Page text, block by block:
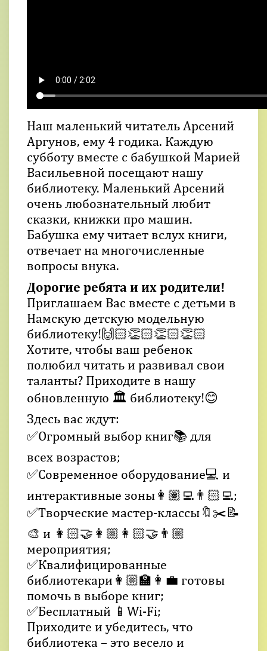
Наш маленький читатель Арсений
Аргунов, ему 4 годика. Каждую
субботу вместе с бабушкой Марией
Васильевной посещают нашу
библиотеку. Маленький Арсений
очень любознательный любит
сказки, книжки про машин.
Бабушка ему читает вслух книги,
отвечает на многочисленные
вопросы внука.
Дорогие ребята и их родители!
Приглашаем Вас вместе с детьми в
Намскую детскую модельную
библиотеку!🙌🏻👏🏻👏🏻👏🏻
Хотите, чтобы ваш ребенок
полюбил читать и развивал свои
таланты? Приходите в нашу
обновленную 🏛️ библиотеку!😊
Здесь вас ждут:
✅Огромный выбор книг📚 для
всех возрастов;
✅Современное оборудование💻 и
интерактивные зоны👩🏽‍💻👨🏻‍💻;
✅Творческие мастер-классы🔖✂️📝
🎨 и 👩🏻‍🤝‍👩🏼👩🏻‍🤝‍👨🏼
мероприятия;
✅Квалифицированные
библиотекари👩🏼‍🏫👩‍💼 готовы
помочь в выборе книг;
✅Бесплатный 📱Wi-Fi;
Приходите и убедитесь, что
библиотека – это весело и